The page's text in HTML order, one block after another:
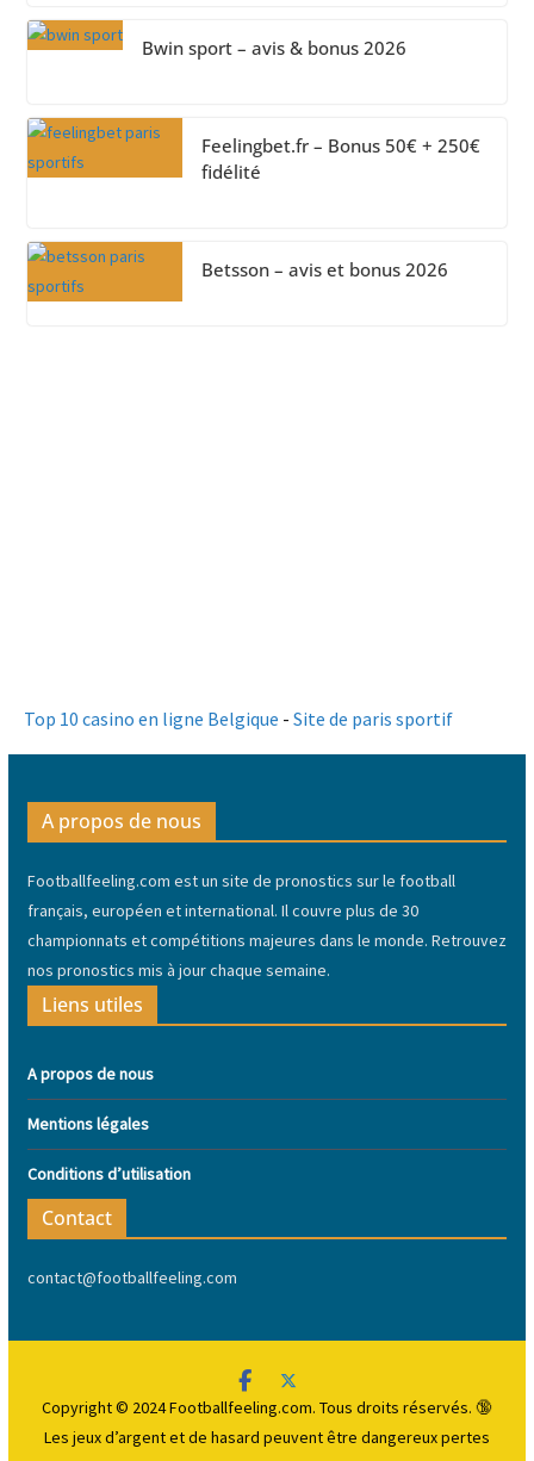
Bwin sport – avis & bonus 2026
Feelingbet.fr – Bonus 50€ + 250€
fidélité
Betsson – avis et bonus 2026
Top 10 casino en ligne Belgique - Site de paris sportif
A propos de nous
Footballfeeling.com est un site de pronostics sur le football
français, européen et international. Il couvre plus de 30
championnats et compétitions majeures dans le monde. Retrouvez
nos pronostics mis à jour chaque semaine.
Liens utiles
A propos de nous
Mentions légales
Conditions d’utilisation
Contact
contact@footballfeeling.com
Copyright © 2024 Footballfeeling.com. Tous droits réservés. 🔞
Les jeux d’argent et de hasard peuvent être dangereuxpertes